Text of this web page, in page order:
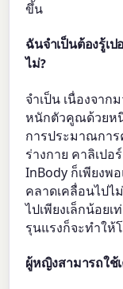
ขึ้น
ฉันจำเป็นต้องรู้เ
ไม่?
จำเป็น เนื่องจา
หนักตัวคูณด้วยหนึ่
การประมาณกา
ร่างกาย คาลิเปอ
InBody ก็เพียงพ
คลาดเคลื่อนไปไ
ไปเพียงเล็กน้อย
รุนแรงก็จะทำให้
ผู้หญิงสามารถใช้